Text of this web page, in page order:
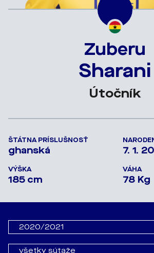
Zuberu
Sharani
Útočník
ŠTÁTNA PRÍSLUŠNOSŤ
ghanská 7. 1.
VÝŠKA
185 cm
VÁHA
78 Kg